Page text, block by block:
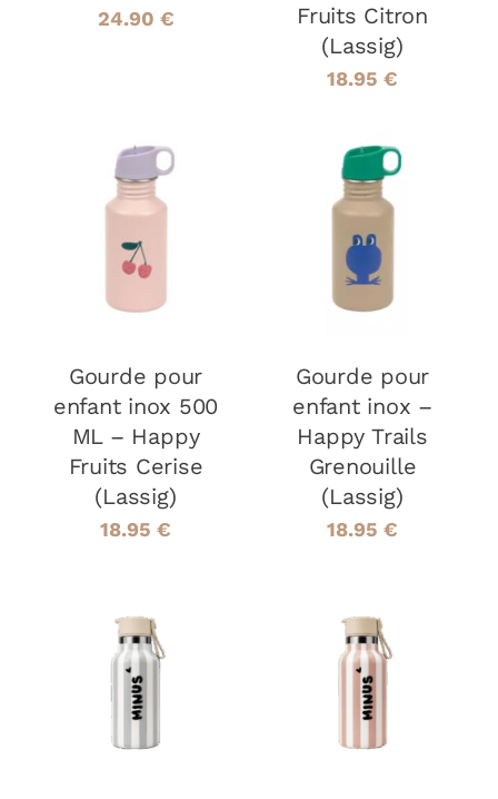
24.90 €
Fruits Citron
(Lassig)
18.95 €
AJOUTER AU
PANIER
DÉTAILS
Gourde pour
enfant inox 500
ML – Happy
Fruits Cerise
(Lassig)
18.95 €
AJOUTER AU
PANIER
DÉTAILS
Gourde pour
enfant inox –
Happy Trails
Grenouille
(Lassig)
18.95 €
AJOUTER AU
PANIER
DÉTAILS
AJOUTER AU
PANIER
DÉTAILS